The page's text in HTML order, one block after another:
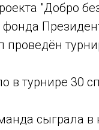
"Добро
в турнире 30
сыграла в